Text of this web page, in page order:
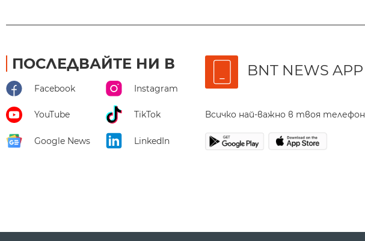
ПОСЛЕДВАЙТЕ НИ В
Facebook Instagram
YouTube TikTok
Google News LinkedIn
BNT NEWS APP
Всичко най-важно в твоя телефон